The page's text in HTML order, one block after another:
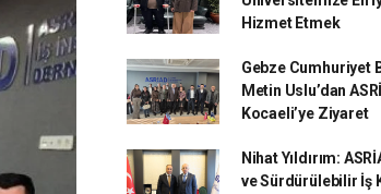
Hizmet Etmek
Gebze Cumhuriyet
Metin Uslu’dan
Kocaeli’ye Ziyaret
Nihat Yıldırım:
ve Sürdürülebilir İş